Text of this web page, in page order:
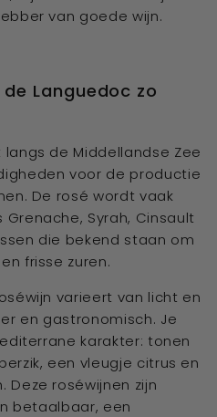
van goede wijn.
Languedoc zo
de Middellandse Zee
voor de productie
De rosé wordt vaak
Syrah, Cinsault
die bekend staan om
frisse zuren.
varieert van licht en
en gastronomisch. Je
karakter: tonen
een vleugje citrus en
Deze roséwijnen zijn
betaalbaar, een